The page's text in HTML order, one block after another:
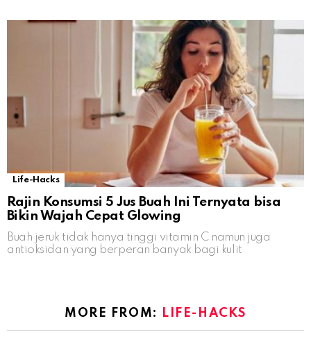
Life-Hacks
Rajin Konsumsi 5 Jus Buah Ini Ternyata bisa
Bikin Wajah Cepat Glowing
Buah jeruk tidak hanya tinggi vitamin C namun juga
antioksidan yang berperan banyak bagi kulit
MORE FROM: LIFE-HACKS